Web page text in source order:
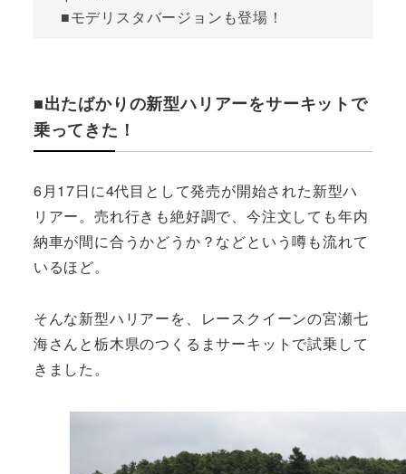
■モデリスタバージョンも登場！
■出たばかりの新型ハリアーをサーキットで
乗ってきた！
6月17日に4代目として発売が開始された新型ハ
リアー。売れ行きも絶好調で、今注文しても年内
納車が間に合うかどうか？などという噂も流れて
いるほど。
そんな新型ハリアーを、レースクイーンの宮瀬七
海さんと栃木県のつくるまサーキットで試乗して
きました。